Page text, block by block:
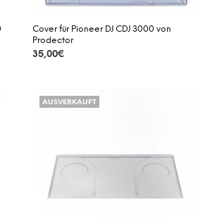
Cover für Pioneer DJ CDJ 3000 von
Prodector
35,00€
AUSVERKAUFT